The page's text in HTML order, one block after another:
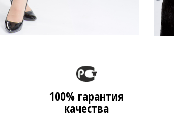
100% гарантия
качества